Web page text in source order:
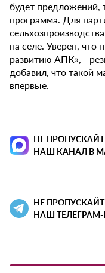
будет предложений,
программа. Для
на селе. Уверен, что
развитию АПК», -
добавил, что такой
впервые.
НЕ
НАШ КАНАЛ В
НЕ
НАШ